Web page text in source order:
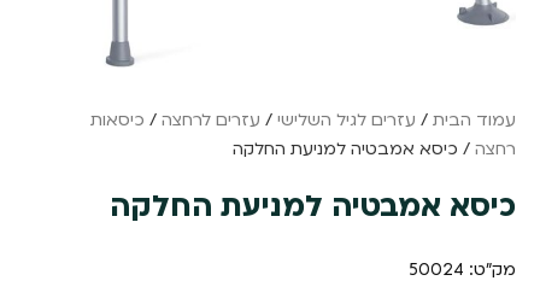
עמוד הבית / עזרים לגיל השלישי / עזרים לרחצה / כיסאות
רחצה / כיסא אמבטיה למניעת החלקה
כיסא אמבטיה למניעת החלקה
מק"ט: 50024